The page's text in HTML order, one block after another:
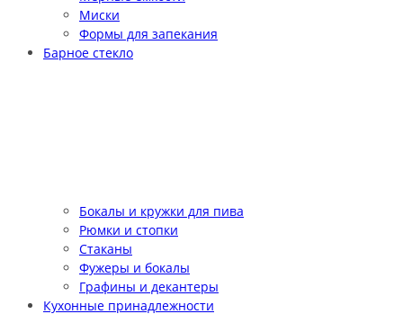
Миски
Формы для запекания
Барное стекло
Бокалы и кружки для пива
Рюмки и стопки
Стаканы
Фужеры и бокалы
Графины и декантеры
Кухонные принадлежности